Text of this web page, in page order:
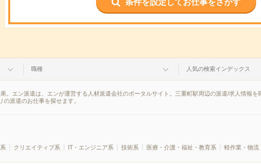
条件を設定してお仕事をさがす
職種 人気の検索インデックス
。エン派遣は、エンが運営する人材派遣会社のポータルサイト。三重町駅周辺の派遣/求人情報を
派遣のお仕事を探せます。
クリエイティブ系 IT・エンジニア系 技術系 医療・介護・福祉・教育系 軽作業・物流